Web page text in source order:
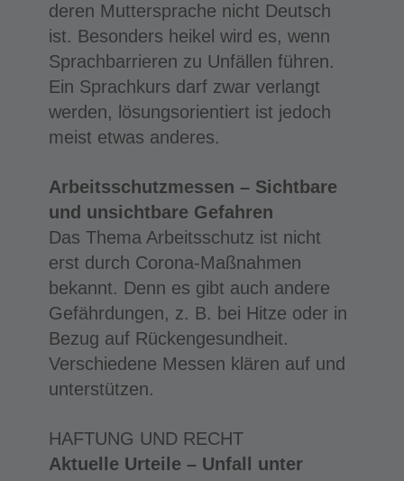
deren Muttersprache nicht Deutsch
ist. Besonders heikel wird es, wenn
Sprachbarrieren zu Unfällen führen.
Ein Sprachkurs darf zwar verlangt
werden, lösungsorientiert ist jedoch
meist etwas anderes.
Arbeitsschutzmessen – Sichtbare
und unsichtbare Gefahren
Das Thema Arbeitsschutz ist nicht
erst durch Corona-Maßnahmen
bekannt. Denn es gibt auch andere
Gefährdungen, z. B. bei Hitze oder in
Bezug auf Rückengesundheit.
Verschiedene Messen klären auf und
unterstützen.
HAFTUNG UND RECHT
Aktuelle Urteile – Unfall unter